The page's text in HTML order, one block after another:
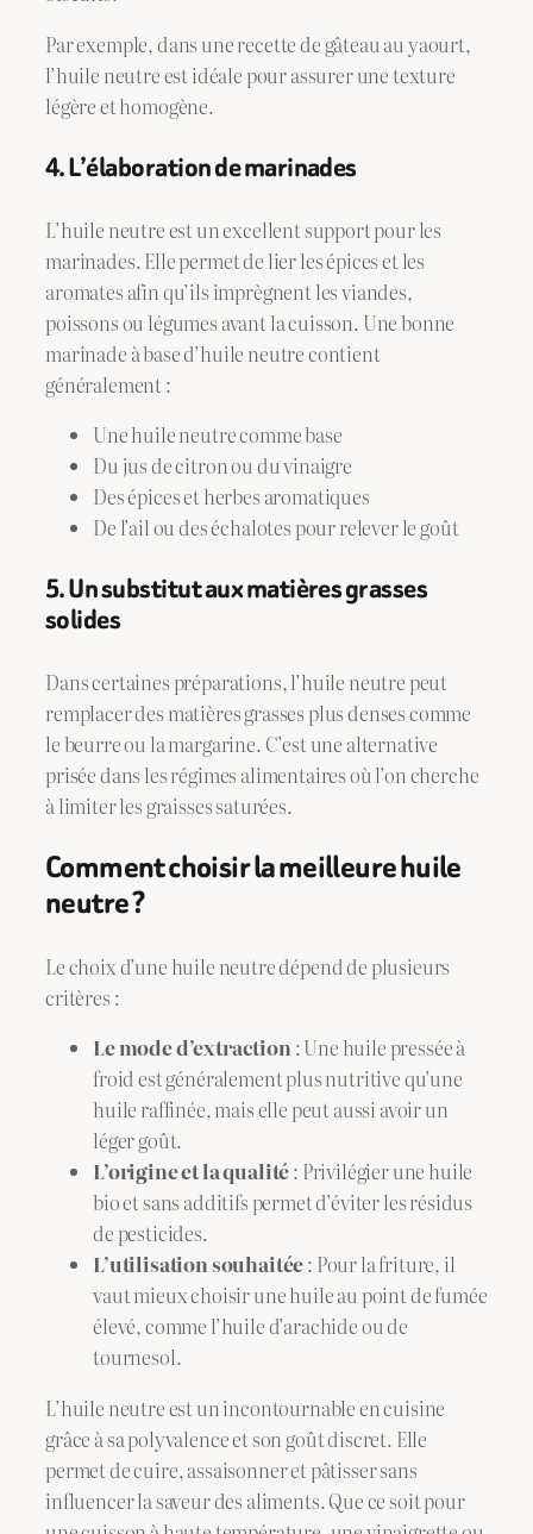
Par exemple, dans une recette de gâteau au yaourt,
l’huile neutre est idéale pour assurer une texture
légère et homogène.
4. L’élaboration de marinades
L’huile neutre est un excellent support pour les
marinades. Elle permet de lier les épices et les
aromates afin qu’ils imprègnent les viandes,
poissons ou légumes avant la cuisson. Une bonne
marinade à base d’huile neutre contient
généralement :
Une huile neutre comme base
Du jus de citron ou du vinaigre
Des épices et herbes aromatiques
De l’ail ou des échalotes pour relever le goût
5. Un substitut aux matières grasses
solides
Dans certaines préparations, l’huile neutre peut
remplacer des matières grasses plus denses comme
le beurre ou la margarine. C’est une alternative
prisée dans les régimes alimentaires où l’on cherche
à limiter les graisses saturées.
Comment choisir la meilleure huile
neutre ?
Le choix d’une huile neutre dépend de plusieurs
critères :
Le mode d’extraction : Une huile pressée à
froid est généralement plus nutritive qu’une
huile raffinée, mais elle peut aussi avoir un
léger goût.
L’origine et la qualité: Privilégier une huile
bio et sans additifs permet d’éviter les résidus
de pesticides.
L’utilisation souhaitée: Pour la friture, il
vaut mieux choisir une huile au point de fumée
élevé, comme l’huile d’arachide ou de
tournesol.
L’huile neutre est un incontournable en cuisine
grâce à sa polyvalence et son goût discret. Elle
permet de cuire, assaisonner et pâtisser sans
influencer la saveur des aliments. Que ce soit pour